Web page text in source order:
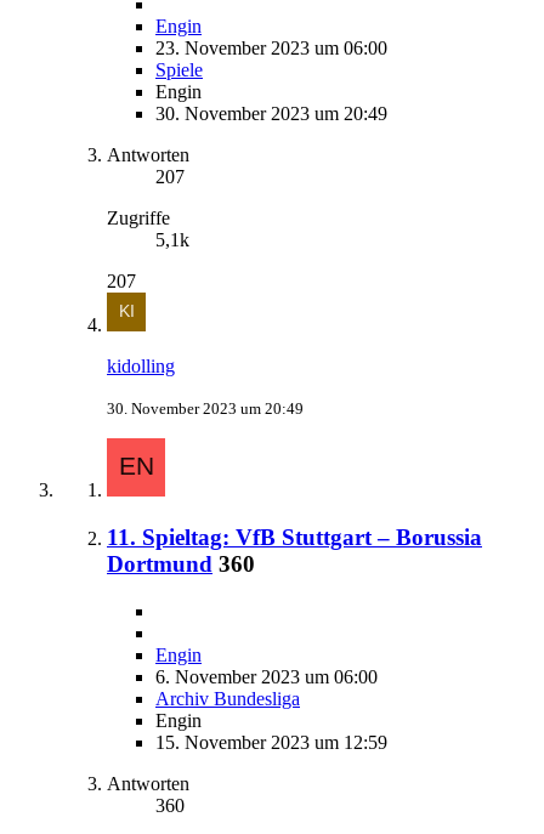
Engin
23. November 2023 um 06:00
Spiele
Engin
30. November 2023 um 20:49
Antworten
207
Zugriffe
5,1k
207
kidolling
30. November 2023 um 20:49
11. Spieltag: VfB Stuttgart – Borussia
Dortmund 360
Engin
6. November 2023 um 06:00
Archiv Bundesliga
Engin
15. November 2023 um 12:59
Antworten
360